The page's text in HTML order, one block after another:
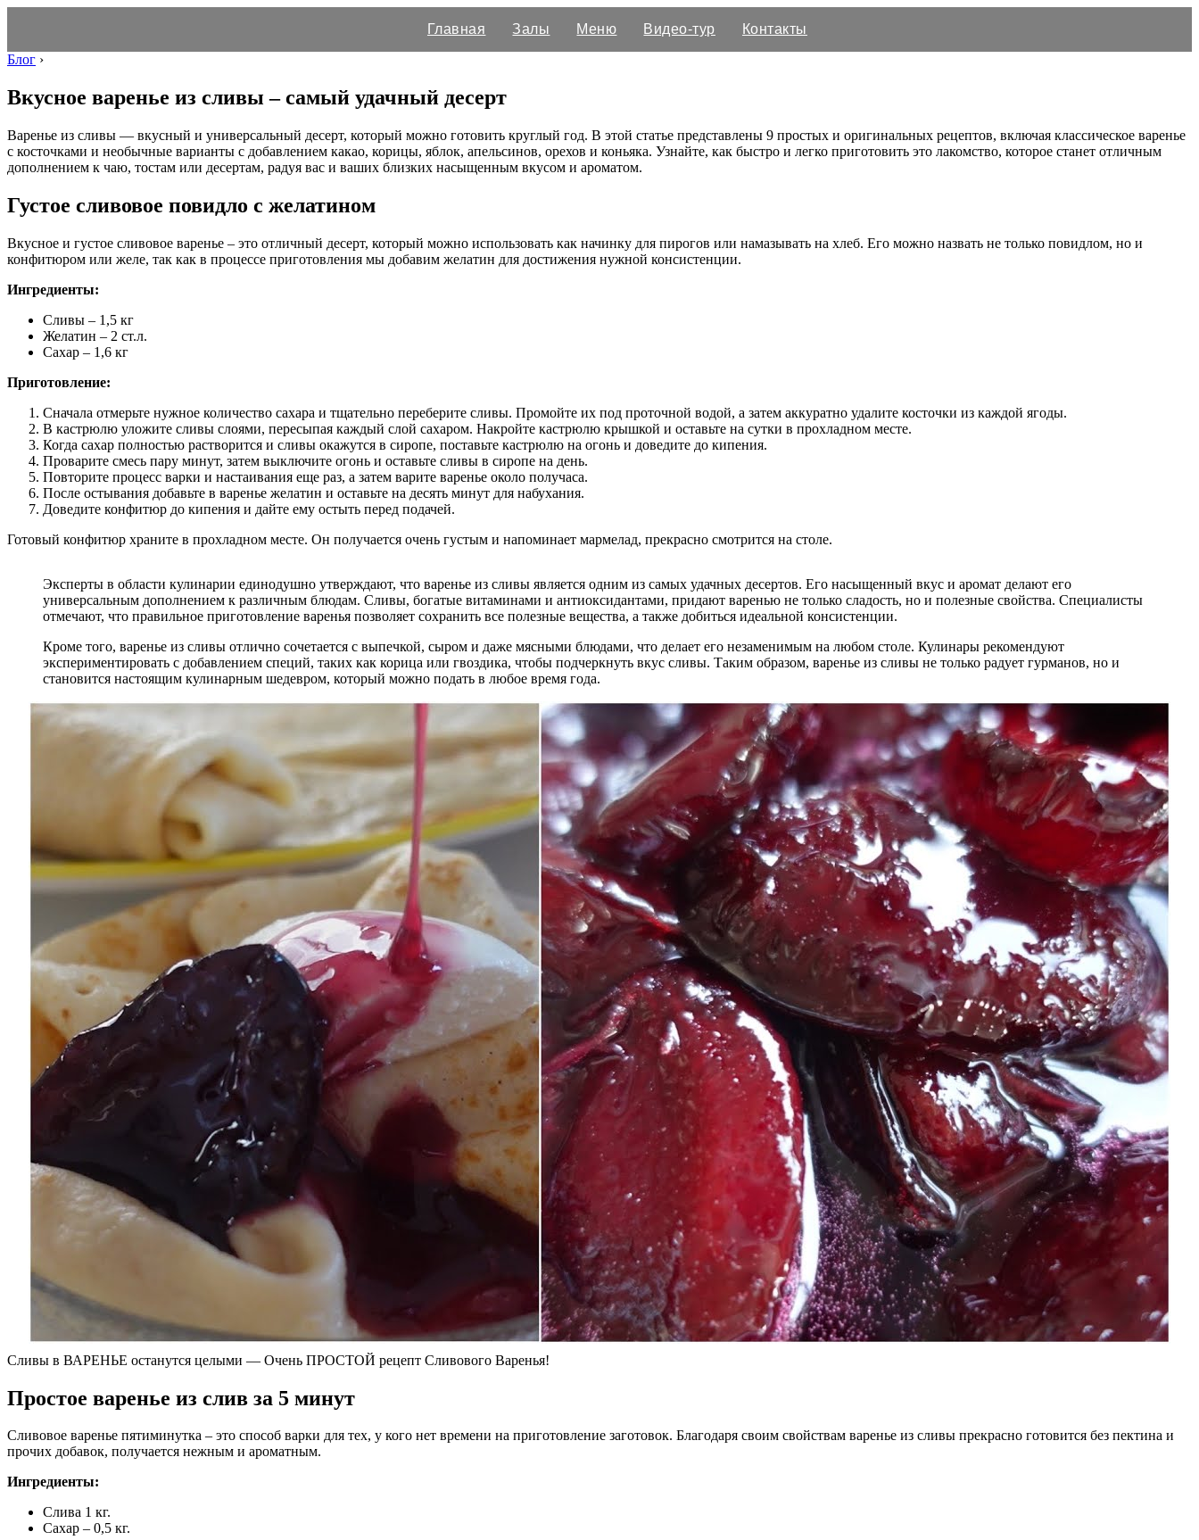
Главная Залы Меню Видео-тур
Контакты
Блог ›
Вкусное варенье из сливы – самый удачный десерт
Варенье из сливы — вкусный и универсальный десерт, который можно готовить круглый год. В этой статье представлены 9 простых и оригинальных рецептов, включая классическое варенье
с косточками и необычные варианты с добавлением какао, корицы, яблок, апельсинов, орехов и коньяка. Узнайте, как быстро и легко приготовить это лакомство, которое станет отличным
дополнением к чаю, тостам или десертам, радуя вас и ваших близких насыщенным вкусом и ароматом.
Густое сливовое повидло с желатином
Вкусное и густое сливовое варенье – это отличный десерт, который можно использовать как начинку для пирогов или намазывать на хлеб. Его можно назвать не только повидлом, но и
конфитюром или желе, так как в процессе приготовления мы добавим желатин для достижения нужной консистенции.
Ингредиенты:
Сливы – 1,5 кг
Желатин – 2 ст.л.
Сахар – 1,6 кг
Приготовление:
Сначала отмерьте нужное количество сахара и тщательно переберите сливы. Промойте их под проточной водой, а затем аккуратно удалите косточки из каждой ягоды.
В кастрюлю уложите сливы слоями, пересыпая каждый слой сахаром. Накройте кастрюлю крышкой и оставьте на сутки в прохладном месте.
Когда сахар полностью растворится и сливы окажутся в сиропе, поставьте кастрюлю на огонь и доведите до кипения.
Проварите смесь пару минут, затем выключите огонь и оставьте сливы в сиропе на день.
Повторите процесс варки и настаивания еще раз, а затем варите варенье около получаса.
После остывания добавьте в варенье желатин и оставьте на десять минут для набухания.
Доведите конфитюр до кипения и дайте ему остыть перед подачей.
Готовый конфитюр храните в прохладном месте. Он получается очень густым и напоминает мармелад, прекрасно смотрится на столе.
Эксперты в области кулинарии единодушно утверждают, что варенье из сливы является одним из самых удачных десертов. Его насыщенный вкус и аромат делают его
универсальным дополнением к различным блюдам. Сливы, богатые витаминами и антиоксидантами, придают варенью не только сладость, но и полезные свойства. Специалисты
отмечают, что правильное приготовление варенья позволяет сохранить все полезные вещества, а также добиться идеальной консистенции.
Кроме того, варенье из сливы отлично сочетается с выпечкой, сыром и даже мясными блюдами, что делает его незаменимым на любом столе. Кулинары рекомендуют
экспериментировать с добавлением специй, таких как корица или гвоздика, чтобы подчеркнуть вкус сливы. Таким образом, варенье из сливы не только радует гурманов, но и
становится настоящим кулинарным шедевром, который можно подать в любое время года.
Сливы в ВАРЕНЬЕ останутся целыми — Очень ПРОСТОЙ рецепт Сливового Варенья!
Простое варенье из слив за 5 минут
Сливовое варенье пятиминутка – это способ варки для тех, у кого нет времени на приготовление заготовок. Благодаря своим свойствам варенье из сливы прекрасно готовится без пектина и
прочих добавок, получается нежным и ароматным.
Ингредиенты:
Слива 1 кг.
Сахар – 0,5 кг.